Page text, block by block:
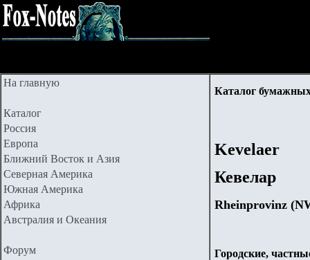
На главную
Каталог
Россия
Европа
Ближний Восток и Азия
Северная Америка
Южная Америка
Африка
Австралия и Океания
Форум
Каталог
Kevelaer
Кевелар
Rheinprovinz
Городские,